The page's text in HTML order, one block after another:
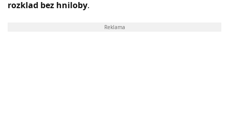
rozklad bez hniloby.
Reklama